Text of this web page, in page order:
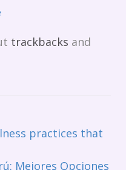
trackbacks and
practices that
Mejores Opciones